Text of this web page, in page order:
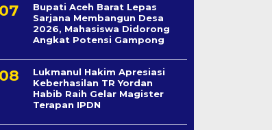
Bupati Aceh Barat Lepas
Sarjana Membangun Desa
2026, Mahasiswa Didorong
Angkat Potensi Gampong
Lukmanul Hakim Apresiasi
Keberhasilan TR Yordan
Habib Raih Gelar Magister
Terapan IPDN